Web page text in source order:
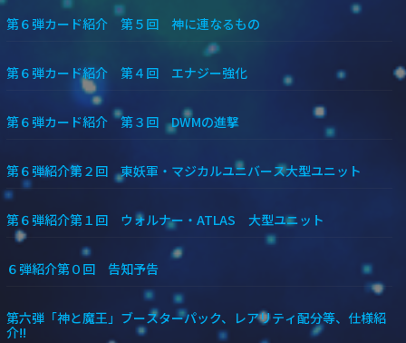
第６弾カード紹介 第５回 神に連なるもの
第６弾カード紹介 第４回 エナジー強化
第６弾カード紹介 第３回 DWMの進撃
第６弾紹介第２回 東妖軍・マジカルユニバース大型ユニット
第６弾紹介第１回 ウォルナー・ATLAS 大型ユニット
６弾紹介第０回 告知予告
第六弾「神と魔王」ブースターパック、レアリティ配分等、仕様紹
介!!